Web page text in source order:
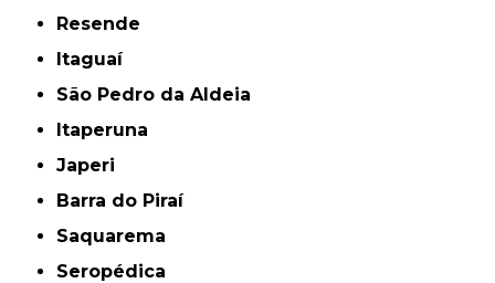
Resende
Itaguaí
São Pedro da Aldeia
Itaperuna
Japeri
Barra do Piraí
Saquarema
Seropédica